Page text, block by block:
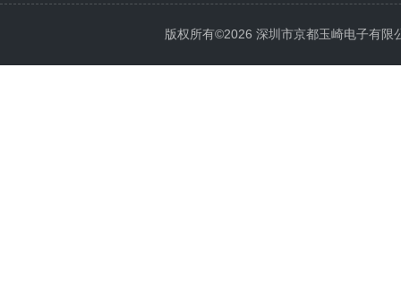
版权所有©2026 深圳市京都玉崎电子有